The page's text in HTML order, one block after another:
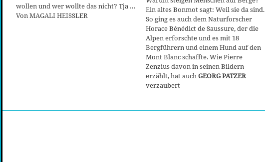
wollen und wer wollte das nicht? Tja …
Von MAGALI HEISSLER
Ein altes Bonmot sagt: Weil sie da sind.
So ging es auch dem Naturforscher
Horace Bénédict de Saussure, der die
Alpen erforschte und es mit 18
Bergführern und einem Hund auf den
Mont Blanc schaffte. Wie Pierre
Zenzius davon in seinen Bildern
erzählt, hat auchGEORG PATZER
verzaubert